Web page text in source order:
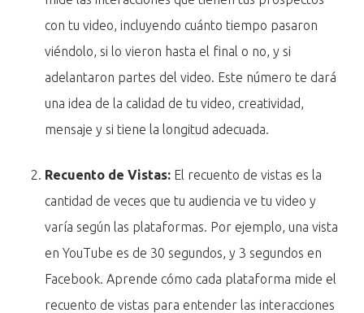
con tu video, incluyendo cuánto tiempo pasaron
viéndolo, si lo vieron hasta el final o no, y si
adelantaron partes del video. Este número te dará
una idea de la calidad de tu video, creatividad,
mensaje y si tiene la longitud adecuada.
Recuento de Vistas: El recuento de vistas es la
cantidad de veces que tu audiencia ve tu video y
varía según las plataformas. Por ejemplo, una vista
en YouTube es de 30 segundos, y 3 segundos en
Facebook. Aprende cómo cada plataforma mide el
recuento de vistas para entender las interacciones